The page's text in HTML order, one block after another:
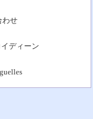
わせ
ディーン